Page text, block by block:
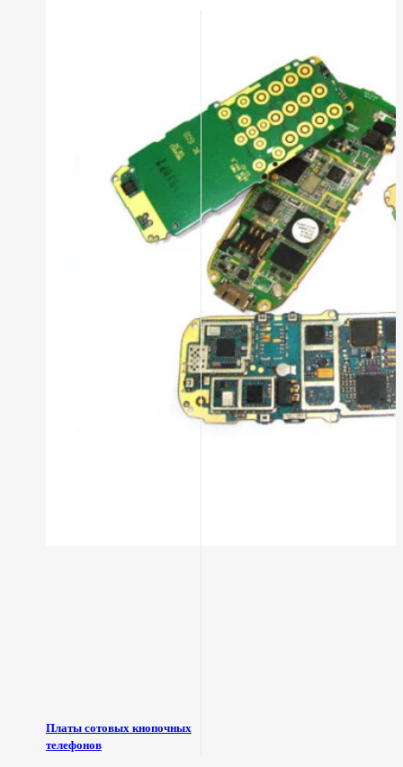
Платы сотовых кнопочных
телефонов